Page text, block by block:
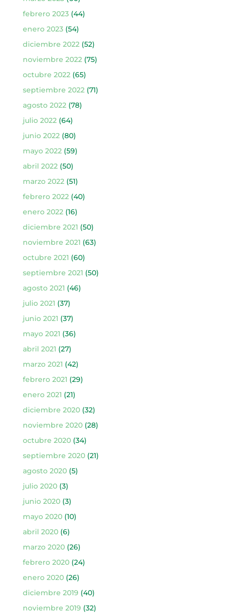
febrero 2023(44)
enero 2023(54)
diciembre 2022(52)
noviembre 2022(75)
octubre 2022(65)
septiembre 2022(71)
agosto 2022(78)
julio 2022(64)
junio 2022(80)
mayo 2022(59)
abril 2022(50)
marzo 2022(51)
febrero 2022(40)
enero 2022(16)
diciembre 2021 (50)
noviembre 2021 (63)
octubre 2021 (60)
septiembre 2021 (50)
agosto 2021 (46)
julio 2021 (37)
junio 2021 (37)
mayo 2021 (36)
abril 2021 (27)
marzo 2021 (42)
febrero 2021 (29)
enero 2021 (21)
diciembre 2020(32)
noviembre 2020(28)
octubre 2020(34)
septiembre 2020(21)
agosto 2020(5)
julio 2020(3)
junio 2020(3)
mayo 2020(10)
abril 2020(6)
marzo 2020(26)
febrero 2020(24)
enero 2020(26)
diciembre 2019 (40)
noviembre 2019 (32)